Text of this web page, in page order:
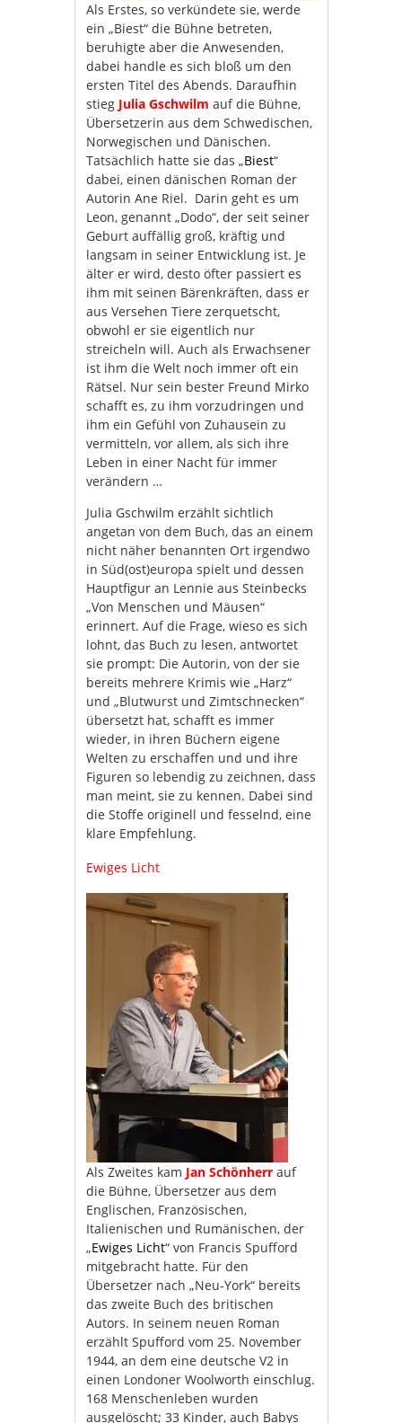
Als Erstes, so verkündete sie, werde
ein „Biest“ die Bühne betreten,
beruhigte aber die Anwesenden,
dabei handle es sich bloß um den
ersten Titel des Abends. Daraufhin
stieg Julia Gschwilm auf die Bühne,
Übersetzerin aus dem Schwedischen,
Norwegischen und Dänischen.
Tatsächlich hatte sie das „Biest“
dabei, einen dänischen Roman der
Autorin Ane Riel. Darin geht es um
Leon, genannt „Dodo“, der seit seiner
Geburt auffällig groß, kräftig und
langsam in seiner Entwicklung ist. Je
älter er wird, desto öfter passiert es
ihm mit seinen Bärenkräften, dass er
aus Versehen Tiere zerquetscht,
obwohl er sie eigentlich nur
streicheln will. Auch als Erwachsener
ist ihm die Welt noch immer oft ein
Rätsel. Nur sein bester Freund Mirko
schafft es, zu ihm vorzudringen und
ihm ein Gefühl von Zuhausein zu
vermitteln, vor allem, als sich ihre
Leben in einer Nacht für immer
verändern …
Julia Gschwilm erzählt sichtlich
angetan von dem Buch, das an einem
nicht näher benannten Ort irgendwo
in Süd(ost)europa spielt und dessen
Hauptfigur an Lennie aus Steinbecks
„Von Menschen und Mäusen“
erinnert. Auf die Frage, wieso es sich
lohnt, das Buch zu lesen, antwortet
sie prompt: Die Autorin, von der sie
bereits mehrere Krimis wie „Harz“
und „Blutwurst und Zimtschnecken“
übersetzt hat, schafft es immer
wieder, in ihren Büchern eigene
Welten zu erschaffen und und ihre
Figuren so lebendig zu zeichnen, dass
man meint, sie zu kennen. Dabei sind
die Stoffe originell und fesselnd, eine
klare Empfehlung.
Ewiges Licht
Als Zweites kam Jan Schönherr auf
die Bühne, Übersetzer aus dem
Englischen, Französischen,
Italienischen und Rumänischen, der
„Ewiges Licht“ von Francis Spufford
mitgebracht hatte. Für den
Übersetzer nach „Neu-York“ bereits
das zweite Buch des britischen
Autors. In seinem neuen Roman
erzählt Spufford vom 25. November
1944, an dem eine deutsche V2 in
einen Londoner Woolworth einschlug.
168 Menschenleben wurden
ausgelöscht; 33 Kinder, auch Babys